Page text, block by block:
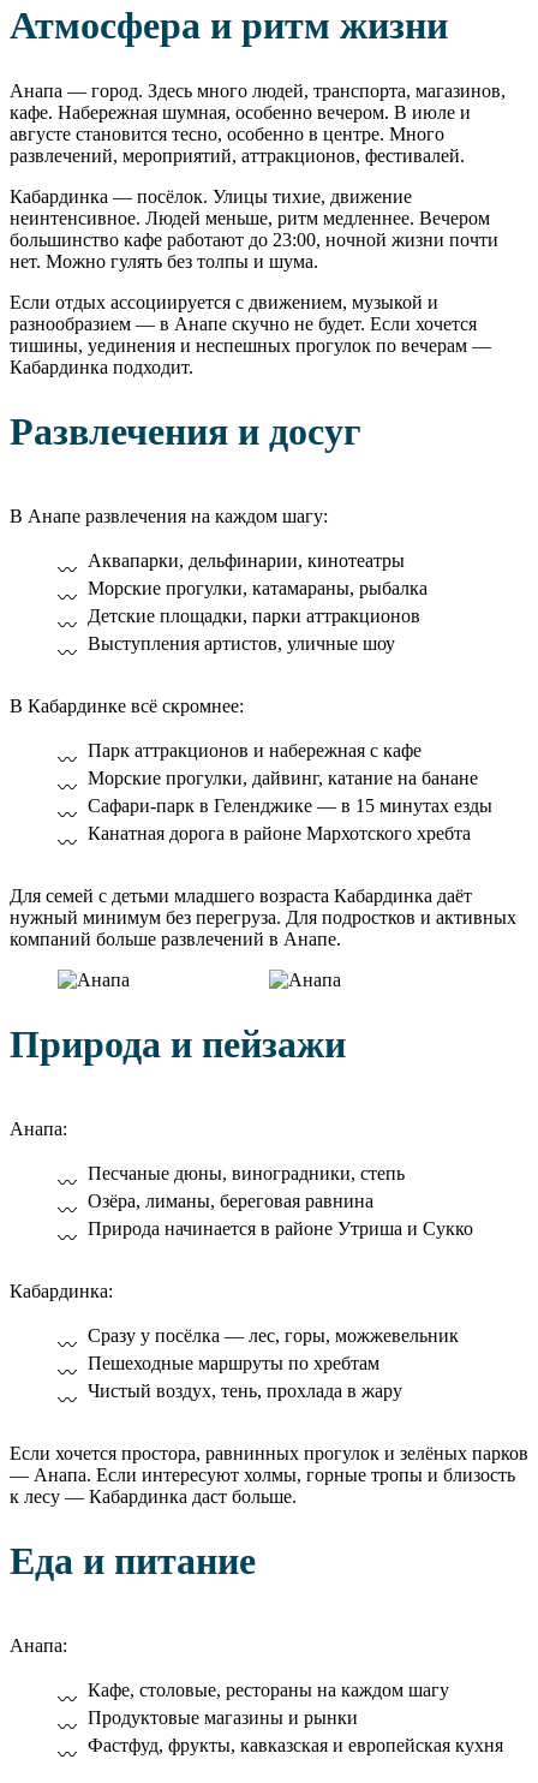
Атмосфера и ритм жизни
Анапа — город. Здесь много людей, транспорта, магазинов,
кафе. Набережная шумная, особенно вечером. В июле и
августе становится тесно, особенно в центре. Много
развлечений, мероприятий, аттракционов, фестивалей.
Кабардинка — посёлок. Улицы тихие, движение
неинтенсивное. Людей меньше, ритм медленнее. Вечером
большинство кафе работают до 23:00, ночной жизни почти
нет. Можно гулять без толпы и шума.
Если отдых ассоциируется с движением, музыкой и
разнообразием — в Анапе скучно не будет. Если хочется
тишины, уединения и неспешных прогулок по вечерам —
Кабардинка подходит.
Развлечения и досуг
В Анапе развлечения на каждом шагу:
Аквапарки, дельфинарии, кинотеатры
Морские прогулки, катамараны, рыбалка
Детские площадки, парки аттракционов
Выступления артистов, уличные шоу
В Кабардинке всё скромнее:
Парк аттракционов и набережная с кафе
Морские прогулки, дайвинг, катание на банане
Сафари-парк в Геленджике — в 15 минутах езды
Канатная дорога в районе Мархотского хребта
Для семей с детьми младшего возраста Кабардинка даёт
нужный минимум без перегруза. Для подростков и активных
компаний больше развлечений в Анапе.
Природа и пейзажи
Анапа:
Песчаные дюны, виноградники, степь
Озёра, лиманы, береговая равнина
Природа начинается в районе Утриша и Сукко
Кабардинка:
Сразу у посёлка — лес, горы, можжевельник
Пешеходные маршруты по хребтам
Чистый воздух, тень, прохлада в жару
Если хочется простора, равнинных прогулок и зелёных парков
— Анапа. Если интересуют холмы, горные тропы и близость
к лесу — Кабардинка даст больше.
Еда и питание
Анапа:
Кафе, столовые, рестораны на каждом шагу
Продуктовые магазины и рынки
Фастфуд, фрукты, кавказская и европейская кухня